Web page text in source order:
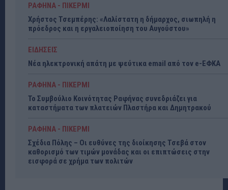
ΡΑΦΗΝΑ - ΠΙΚΕΡΜΙ
Χρήστος Τσεμπέρης: «Λαλίστατη η δήμαρχος, σιωπηλή η
πρόεδρος και η εργαλειοποίηση του Αυγούστου»
ΕΙΔΗΣΕΙΣ
Νέα ηλεκτρονική απάτη με ψεύτικα email από τον e-ΕΦΚΑ
ΡΑΦΗΝΑ - ΠΙΚΕΡΜΙ
Το Συμβούλιο Κοινότητας Ραφήνας συνεδριάζει για
καταστήματα των πλατειών Πλαστήρα και Δημητρακού
ΡΑΦΗΝΑ - ΠΙΚΕΡΜΙ
Σχέδια Πόλης – Οι ευθύνες της διοίκησης Τσεβά στον
καθορισμό των τιμών μονάδας και οι επιπτώσεις στην
εισφορά σε χρήμα των πολιτών